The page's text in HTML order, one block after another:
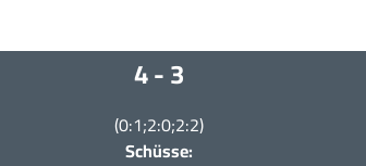
4 - 3
(0:1;2:0;2:2)
Schüsse: